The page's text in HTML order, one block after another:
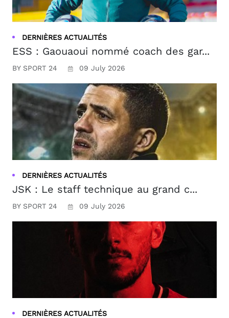
DERNIÈRES ACTUALITÉS
ESS : Gaouaoui nommé coach des gar...
BY SPORT 24 09 July 2026
DERNIÈRES ACTUALITÉS
JSK : Le staff technique au grand c...
BY SPORT 24 09 July 2026
DERNIÈRES ACTUALITÉS